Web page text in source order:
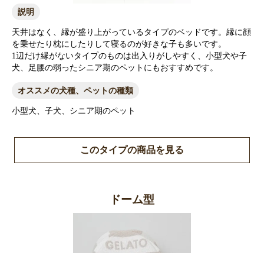
説明
天井はなく、縁が盛り上がっているタイプのベッドです。縁に顔
を乗せたり枕にしたりして寝るのが好きな子も多いです。
1辺だけ縁がないタイプのものは出入りがしやすく、小型犬や子
犬、足腰の弱ったシニア期のペットにもおすすめです。
オススメの犬種、ペットの種類
小型犬、子犬、シニア期のペット
このタイプの商品を見る
ドーム型